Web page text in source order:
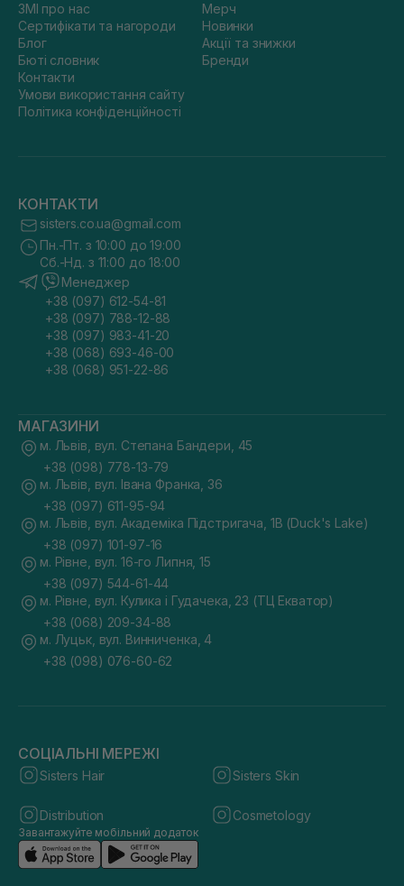
ЗМІ про нас
Сертифікати та нагороди
Блог
Бюті словник
Контакти
Умови використання сайту
Політика конфіденційності
Мерч
Новинки
Акції та знижки
Бренди
КОНТАКТИ
sisters.co.ua@gmail.com
Пн.-Пт. з 10:00 до 19:00
Сб.-Нд. з 11:00 до 18:00
Менеджер
+38 (097) 612-54-81
+38 (097) 788-12-88
+38 (097) 983-41-20
+38 (068) 693-46-00
+38 (068) 951-22-86
МАГАЗИНИ
м. Львів, вул. Степана Бандери, 45
+38 (098) 778-13-79
м. Львів, вул. Івана Франка, 36
+38 (097) 611-95-94
м. Львів, вул. Академіка Підстригача, 1В (Duck's Lake)
+38 (097) 101-97-16
м. Рівне, вул. 16-го Липня, 15
+38 (097) 544-61-44
м. Рівне, вул. Кулика і Гудачека, 23 (ТЦ Екватор)
+38 (068) 209-34-88
м. Луцьк, вул. Винниченка, 4
+38 (098) 076-60-62
СОЦІАЛЬНІ МЕРЕЖІ
Sisters Hair Sisters Skin
Distribution Cosmetology
Завантажуйте мобільний додаток